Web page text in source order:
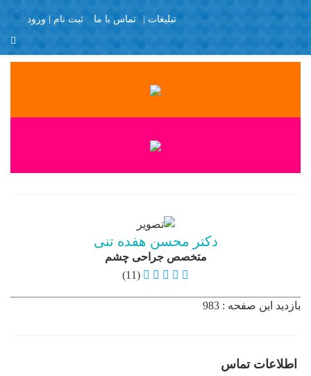
منو
Join Us
برگه نمونه
تماس با ما
ثبت نام
چشم پزشکان
ورود ثبت نام تماس با ما تبلیغات |
دکتر محسن هفده تنی
متخصص جراحی چشم
(11)
بازدید این صفحه : 983
اطلاعات تماس